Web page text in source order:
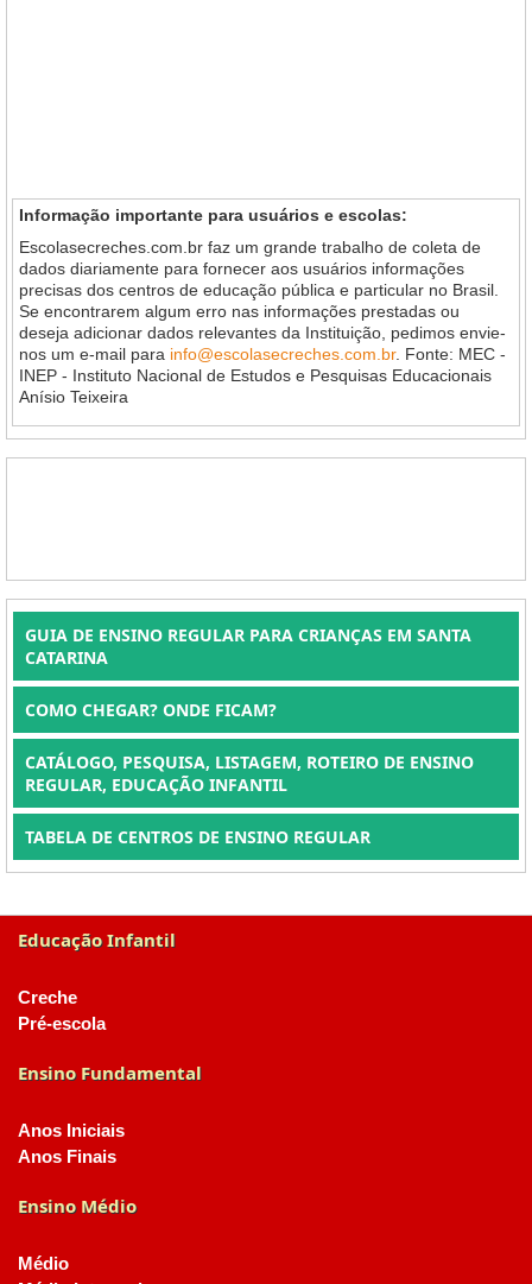
Informação importante para usuários e escolas:
Escolasecreches.com.br faz um grande trabalho de coleta de
dados diariamente para fornecer aos usuários informações
precisas dos centros de educação pública e particular no Brasil.
Se encontrarem algum erro nas informações prestadas ou
deseja adicionar dados relevantes da Instituição, pedimos envie-
nos um e-mail para info@escolasecreches.com.br. Fonte: MEC -
INEP - Instituto Nacional de Estudos e Pesquisas Educacionais
Anísio Teixeira
GUIA DE ENSINO REGULAR PARA CRIANÇAS EM SANTA
CATARINA
COMO CHEGAR? ONDE FICAM?
CATÁLOGO, PESQUISA, LISTAGEM, ROTEIRO DE ENSINO
REGULAR, EDUCAÇÃO INFANTIL
TABELA DE CENTROS DE ENSINO REGULAR
Educação Infantil
Creche
Pré-escola
Ensino Fundamental
Anos Iniciais
Anos Finais
Ensino Médio
Médio